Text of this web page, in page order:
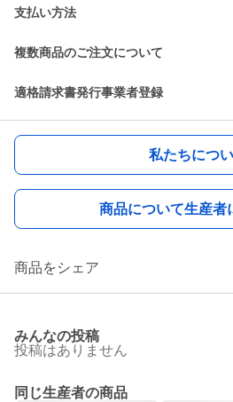
支払い方法
複数商品のご注文について
適格請求書発行事業者登録
私たちにつ
商品について生産者
商品をシェア
みんなの投稿
投稿はありません
同じ生産者の商品